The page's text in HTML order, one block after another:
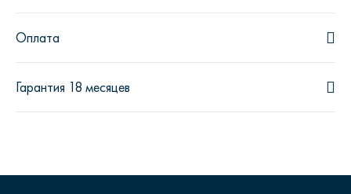
Оплата
Гарантия 18 месяцев